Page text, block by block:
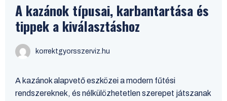
A kazánok típusai, karbantartása és
tippek a kiválasztáshoz
korrektgyorsszerviz.hu
A kazánok alapvető eszközei a modern fűtési
rendszereknek, és nélkülözhetetlen szerepet játszanak